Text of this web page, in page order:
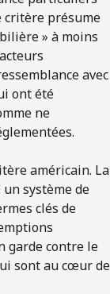
critère présume
» à moins
avec
ont été
ne
américain. La
système de
clés de
garde contre le
sont au cœur de